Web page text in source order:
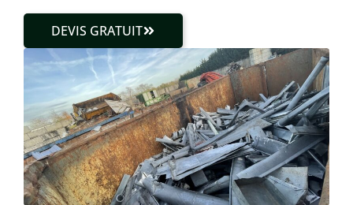
DEVIS GRATUIT